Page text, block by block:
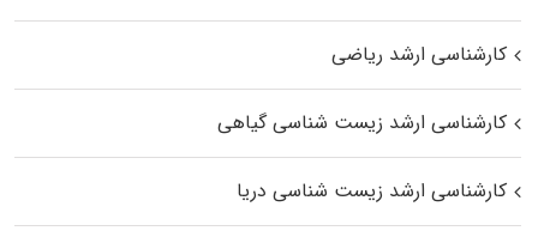
کارشناسی ارشد ریاضی
کارشناسی ارشد زیست‌ شناسی گیاهی
کارشناسی ارشد زیست‌ شناسی دریا